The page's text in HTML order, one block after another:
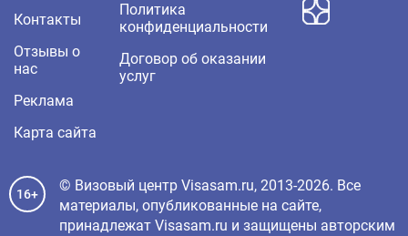
Контакты
Отзывы о
нас
Реклама
Карта сайта
Политика
конфиденциальности
Договор об оказании
услуг
16+
© Визовый центр Visasam.ru, 2013-2026. Все
материалы, опубликованные на сайте,
принадлежат Visasam.ru и защищены авторским